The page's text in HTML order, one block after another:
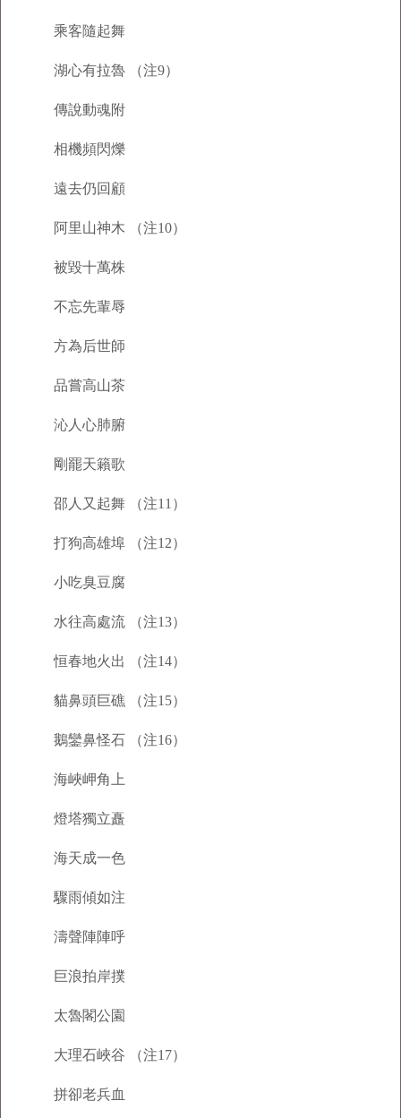
乘客隨起舞
湖心有拉魯 （注9）
傳說動魂附
相機頻閃爍
遠去仍回顧
阿里山神木 （注10）
被毀十萬株
不忘先輩辱
方為后世師
品嘗高山茶
沁人心肺腑
剛罷天籟歌
邵人又起舞 （注11）
打狗高雄埠 （注12）
小吃臭豆腐
水往高處流 （注13）
恒春地火出 （注14）
貓鼻頭巨礁 （注15）
鵝鑾鼻怪石 （注16）
海峽岬角上
燈塔獨立矗
海天成一色
驟雨傾如注
濤聲陣陣呼
巨浪拍岸撲
太魯閣公園
大理石峽谷 （注17）
拼卻老兵血